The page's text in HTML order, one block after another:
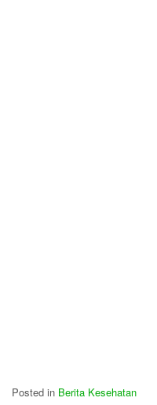
Posted in Berita Kesehatan